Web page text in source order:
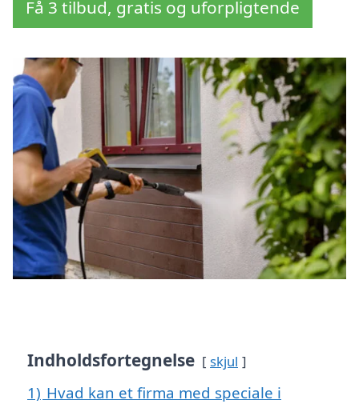
Få 3 tilbud, gratis og uforpligtende
Indholdsfortegnelse skjul
1) Hvad kan et firma med speciale i